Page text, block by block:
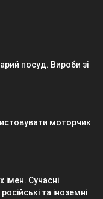
посуд. Вироби зі
моторчик
імен. Сучасні
та іноземні